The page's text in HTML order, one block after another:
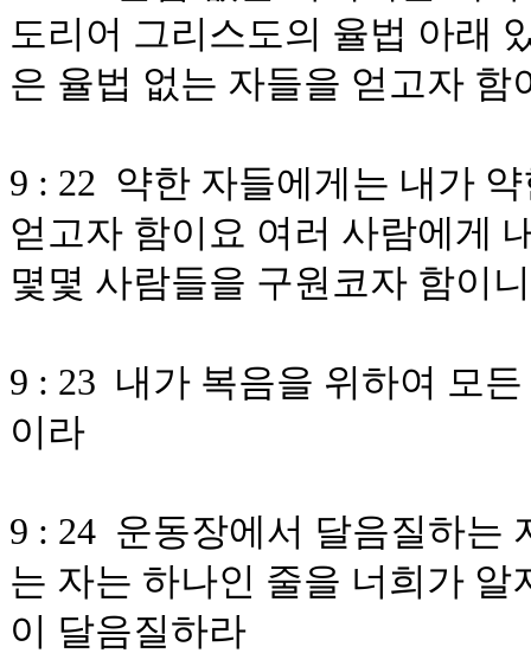
도리어 그리스도의 율법 아래
은 율법 없는 자들을 얻고자 함
9 : 22 약한 자들에게는 내가
얻고자 함이요 여러 사람에게
몇몇 사람들을 구원코자 함이니
9 : 23 내가 복음을 위하여 모
이라
9 : 24 운동장에서 달음질하는
는 자는 하나인 줄을 너희가
이 달음질하라